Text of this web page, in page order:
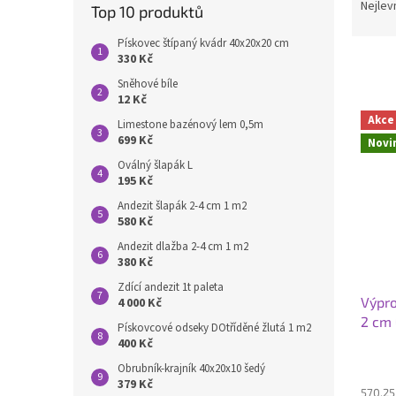
Top 10 produktů
Pískovec štípaný kvádr 40x20x20 cm
330 Kč
Sněhové bíle
12 Kč
Limestone bazénový lem 0,5m
699 Kč
Oválný šlapák L
195 Kč
Andezit šlapák 2-4 cm 1 m2
580 Kč
Andezit dlažba 2-4 cm 1 m2
380 Kč
Zdící andezit 1t paleta
4 000 Kč
Pískovcové odseky DOtříděné žlutá 1 m2
400 Kč
Obrubník-krajník 40x20x10 šedý
379 Kč
V
p
Akce
2 cm